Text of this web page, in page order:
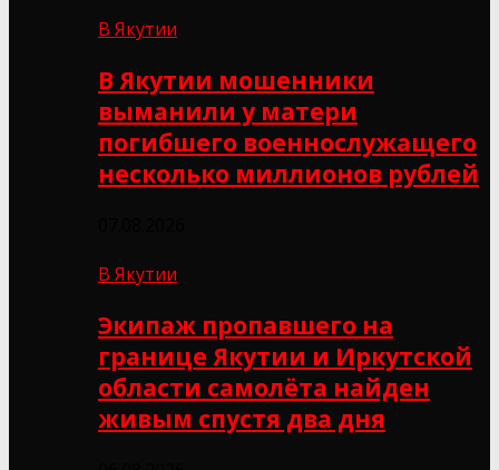
В Якутии
В Якутии мошенники
выманили у матери
погибшего военнослужащего
несколько миллионов рублей
В Якутии
Экипаж пропавшего на
границе Якутии и Иркутской
области самолёта найден
живым спустя два дня